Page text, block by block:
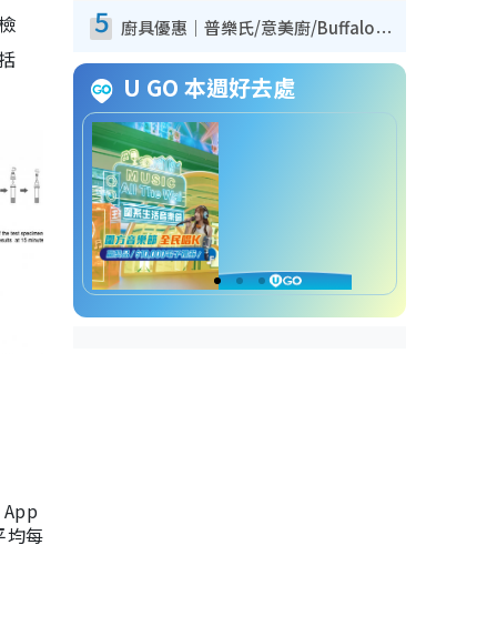
均每
5 廚具優惠｜普樂氏/意美廚/Buffalo廚具低至3折！$89起買煎鍋／炒鑊／個人鍋 同場小家電激減至$99起
U GO 本週好去處